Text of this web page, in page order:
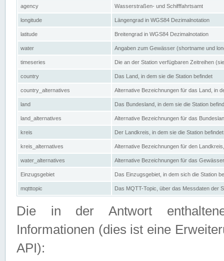
agency Wasserstraßen- und Schifffahrtsamt
longitude Längengrad in WGS84 Dezimalnotation
latitude Breitengrad in WGS84 Dezimalnotation
water Angaben zum Gewässer (shortname und
timeseries Die an der Station verfügbaren Zeitreihen
country Das Land, in dem sie die Station befindet
country_alternatives Alternative Bezeichnungen für das Land, in
land Das Bundesland, in dem sie die Station
land_alternatives Alternative Bezeichnungen für das
kreis Der Landkreis, in dem sie die Station befindet
kreis_alternatives Alternative Bezeichnungen für den
water_alternatives Alternative Bezeichnungen für das
Einzugsgebiet Das Einzugsgebiet, in dem sich die Station
mqtttopic Das MQTT-Topic, über das Messdaten der
Die in der Antwort
Informationen (dies ist eine
API):